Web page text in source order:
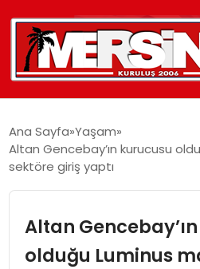
YAŞAM
Ana Sayfa Yaşam
Altan Gencebay’ın kurucusu
sektöre giriş yaptı
Altan
olduğu Luminus